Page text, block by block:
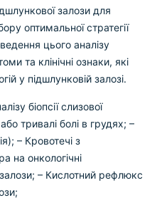
залози для
оптимальної стратегії
цього аналізу
та клінічні ознаки, які
у підшлунковій залозі.
біопсії слизової
тривалі болі в грудях; –
– Кровотечі з
на онкологічні
– Кислотний рефлюкс